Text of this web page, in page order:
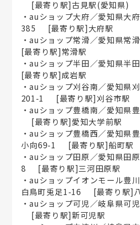
[最寄り駅]古見駅(愛知県)
・auショップ大府／愛知県大
385 [最寄り駅]大府駅
・auショップ常滑／愛知県常
[最寄り駅]常滑駅
・auショップ半田／愛知県
[最寄り駅]成岩駅
・auショップ刈谷南／愛知県
201-1 [最寄り駅]刈谷市駅
・auショップ豊橋南／愛知県
[最寄り駅]愛知大学前駅
・auショップ豊橋西／愛知県
小向69-1 [最寄り駅]船町駅
・auショップ田原／愛知県田
8 [最寄り駅]三河田原駅
・auショップイオンモール豊
白鳥町兎足1-16 [最寄り駅]
・auショップ可児／岐阜県可
[最寄り駅]新可児駅